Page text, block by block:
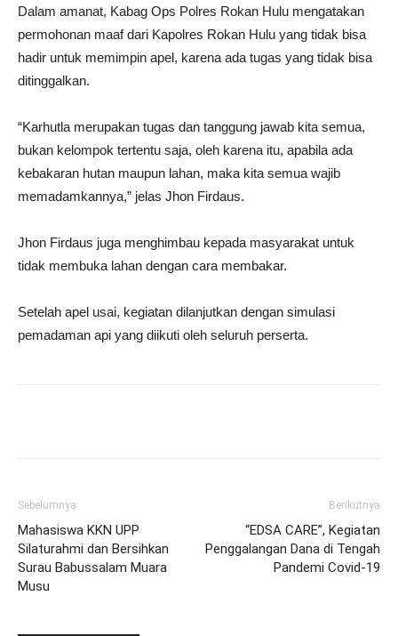
Dalam amanat, Kabag Ops Polres Rokan Hulu mengatakan
permohonan maaf dari Kapolres Rokan Hulu yang tidak bisa
hadir untuk memimpin apel, karena ada tugas yang tidak bisa
ditinggalkan.
“Karhutla merupakan tugas dan tanggung jawab kita semua,
bukan kelompok tertentu saja, oleh karena itu, apabila ada
kebakaran hutan maupun lahan, maka kita semua wajib
memadamkannya,” jelas Jhon Firdaus.
Jhon Firdaus juga menghimbau kepada masyarakat untuk
tidak membuka lahan dengan cara membakar.
Setelah apel usai, kegiatan dilanjutkan dengan simulasi
pemadaman api yang diikuti oleh seluruh perserta.
Sebelumnya
Mahasiswa KKN UPP
Silaturahmi dan Bersihkan
Surau Babussalam Muara
Musu
Berikutnya
“EDSA CARE”, Kegiatan
Penggalangan Dana di Tengah
Pandemi Covid-19